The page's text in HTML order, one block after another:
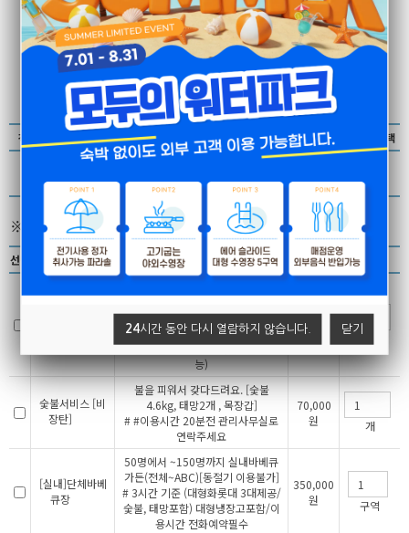
24시간 동안 다시 열람하지 않습니다. 닫기
나폴리 완료
몰타 완료
쏘렌토 완료
객실유형 객실명 크기 기준인원 기간 인원선택 요금 예약현황 선택
※ 부가서비스 선택하기
선택 서비스명 요금 선택
운영시간 :오전10시-오후6시까지)
# ♥휴식시간 확인/ 펜션 이용 고객
님들 입실전 사용 가능(선입실 불가
능)
10,000
원
숯불서비스 [비
장탄]
불을 피워서 갖다드려요. [숯불
4.6kg, 태망2개 , 목장갑]
# #이용시간 20분전 관리사무실로
연락주세요
70,000
원
개
[실내]단체바베
큐장
50명에서 ~150명까지 실내바베큐
가든(전체~ABC)[동절기 이용불가]
# 3시간 기준 (대형화롯대 3대제공/
숯불, 태망포함) 대형냉장고포함/이
용시간 전화예약필수
350,000
원
구역